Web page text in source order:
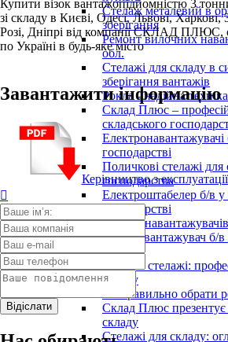
Стелаж металевий в
зберігання
Ремонт вилочних
обл.
Стелажі для складу в
зберігання вантажів
Рокла - надійна
Склад Плюс –
складського
господарстві
Поличкові стелажі для
господарства
Електроштабелер б/в у
господарстві
Ремонт
Кара навантажувач б/в
ТО
Палетні стелажі:
складу
Як правильно обрати
Склад Плюс презентує
складу
Стелажі для складу:
Купити візок вантажопідйомністю 3
зі складу в Києві, Одесі, Львові,
Розі, Дніпрі від компанії СКЛАД ПЛЮС,
по Україні в будь-яке місто
Завантажити інформацію
Керівництво з
